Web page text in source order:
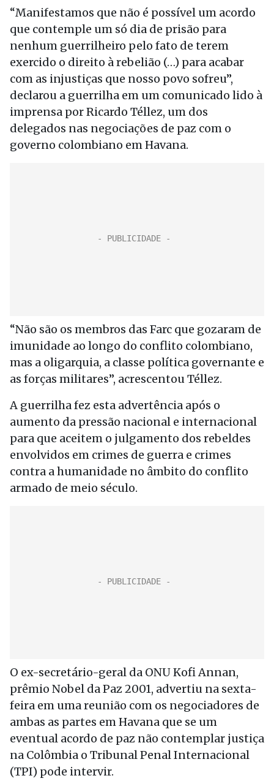
“Manifestamos que não é possível um acordo
que contemple um só dia de prisão para
nenhum guerrilheiro pelo fato de terem
exercido o direito à rebelião (…) para acabar
com as injustiças que nosso povo sofreu”,
declarou a guerrilha em um comunicado lido à
imprensa por Ricardo Téllez, um dos
delegados nas negociações de paz com o
governo colombiano em Havana.
“Não são os membros das Farc que gozaram de
imunidade ao longo do conflito colombiano,
mas a oligarquia, a classe política governante e
as forças militares”, acrescentou Téllez.
A guerrilha fez esta advertência após o
aumento da pressão nacional e internacional
para que aceitem o julgamento dos rebeldes
envolvidos em crimes de guerra e crimes
contra a humanidade no âmbito do conflito
armado de meio século.
O ex-secretário-geral da ONU Kofi Annan,
prêmio Nobel da Paz 2001, advertiu na sexta-
feira em uma reunião com os negociadores de
ambas as partes em Havana que se um
eventual acordo de paz não contemplar justiça
na Colômbia o Tribunal Penal Internacional
(TPI) pode intervir.